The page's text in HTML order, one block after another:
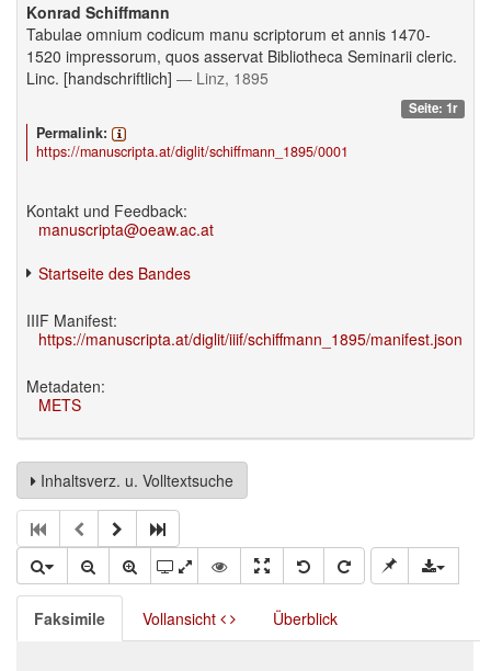
Konrad Schiffmann
Tabulae omnium codicum manu scriptorum et annis 1470-
1520 impressorum, quos asservat Bibliotheca Seminarii cleric.
Linc. [handschriftlich] — Linz, 1895
Seite: 1r
Permalink:
https://manuscripta.at/diglit/schiffmann_1895/0001
Kontakt und Feedback:
manuscripta@oeaw.ac.at
Startseite des Bandes
IIIF Manifest:
https://manuscripta.at/diglit/iiif/schiffmann_1895/manifest.json
Metadaten:
METS
Inhaltsverz. u. Volltextsuche
Faksimile Vollansicht Überblick